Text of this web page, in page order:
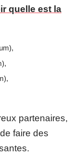
quelle est la
partenaires,
faire des